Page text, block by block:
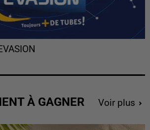
À GAGNER Voir plus